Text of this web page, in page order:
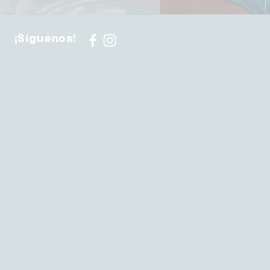
¡Síguenos!